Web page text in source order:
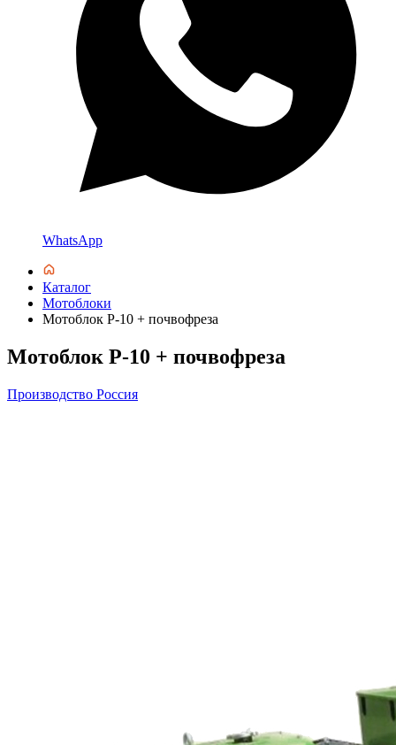
WhatsApp
Каталог
Мотоблоки
Мотоблок Р-10 + почвофреза
Мотоблок Р-10 + почвофреза
Производство Россия